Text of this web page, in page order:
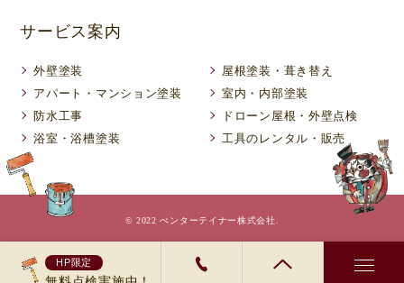
HP限定
サービス案内
外壁塗装
アパート・マンション塗装
防水工事
浴室・浴槽塗装
屋根塗装・葺き替え
室内・内部塗装
ドローン屋根・外壁点検
工具のレンタル・販売
© 2022 ぺンターテイナー株式会社.